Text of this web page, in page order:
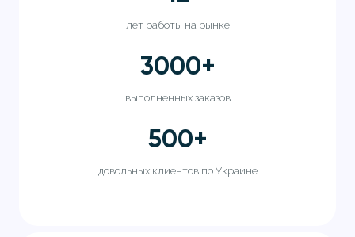
лет работы на рынке
3000+
выполненных заказов
500+
довольных клиентов по Украине